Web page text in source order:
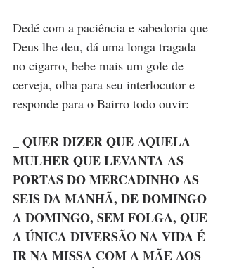
Dedé com a paciência e sabedoria que
Deus lhe deu, dá uma longa tragada
no cigarro, bebe mais um gole de
cerveja, olha para seu interlocutor e
responde para o Bairro todo ouvir:
_ QUER DIZER QUE AQUELA
MULHER QUE LEVANTA AS
PORTAS DO MERCADINHO AS
SEIS DA MANHÃ, DE DOMINGO
A DOMINGO, SEM FOLGA, QUE
A ÚNICA DIVERSÃO NA VIDA É
IR NA MISSA COM A MÃE AOS